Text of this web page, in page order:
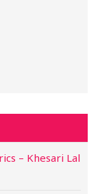
– Khesari Lal